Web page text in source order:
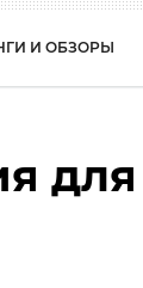
И ОБЗОРЫ
для